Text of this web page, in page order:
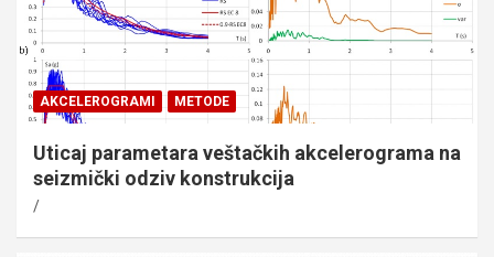
AKCELEROGRAMI METODE
Uticaj parametara veštačkih akcelerograma na
seizmički odziv konstrukcija